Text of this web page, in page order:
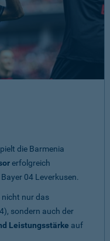
die Barmenia
erfolgreich
04 Leverkusen.
nicht nur das
sondern auch der
Leistungsstärke auf